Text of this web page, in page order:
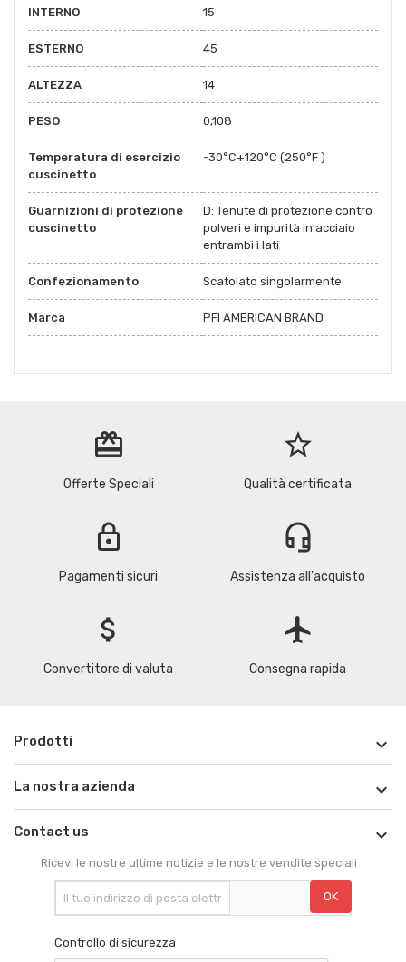
INTERNO 15
ESTERNO 45
ALTEZZA 14
PESO 0,108
Temperatura di esercizio
cuscinetto
-30°C+120°C (250°F )
Guarnizioni di protezione
cuscinetto
D: Tenute di protezione contro
polveri e impurità in acciaio
entrambi i lati
Confezionamento Scatolato singolarmente
Marca PFI AMERICAN BRAND
redeem
Offerte Speciali
star_border
Qualità certificata
lock
Pagamenti sicuri
headset_mic
Assistenza all'acquisto
attach_money
Convertitore di valuta
flight
Consegna rapida
Prodotti 
La nostra azienda 
Contact us 
Ricevi le nostre ultime notizie e le nostre vendite speciali
Controllo di sicurezza